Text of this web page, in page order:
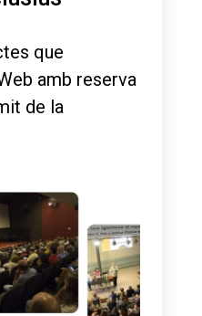
que
amb reserva
de la